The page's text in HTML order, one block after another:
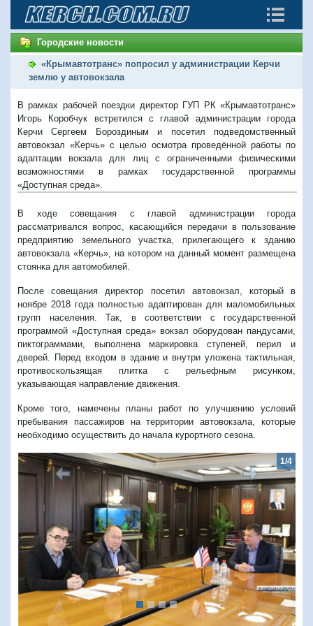
Городские новости
«Крымавтотранс» попросил у администрации Керчи
землю у автовокзала
В рамках рабочей поездки директор ГУП РК «Крымавтотранс»
Игорь Коробчук встретился с главой администрации города
Керчи Сергеем Бороздиным и посетил подведомственный
автовокзал «Керчь» с целью осмотра проведённой работы по
адаптации вокзала для лиц с ограниченными физическими
возможностями в рамках государственной программы
«Доступная среда».
В ходе совещания с главой администрации города
рассматривался вопрос, касающийся передачи в пользование
предприятию земельного участка, прилегающего к зданию
автовокзала «Керчь», на котором на данный момент размещена
стоянка для автомобилей.
После совещания директор посетил автовокзал, который в
ноябре 2018 года полностью адаптирован для маломобильных
групп населения. Так, в соответствии с государственной
программой «Доступная среда» вокзал оборудован пандусами,
пиктограммами, выполнена маркировка ступеней, перил и
дверей. Перед входом в здание и внутри уложена тактильная,
противоскользящая плитка с рельефным рисунком,
указывающая направление движения.
Кроме того, намечены планы работ по улучшению условий
пребывания пассажиров на территории автовокзала, которые
необходимо осуществить до начала курортного сезона.
1/4
Предыдущий